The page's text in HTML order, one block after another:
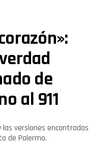
de
al 911
las versiones encontradas
de Palermo.